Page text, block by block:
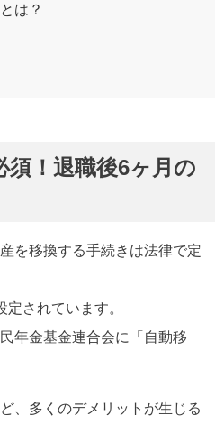
は？
須！退職後6ヶ月の
を移換する手続きは法律で定
されています。
年金基金連合会に「自動移
、多くのデメリットが生じる